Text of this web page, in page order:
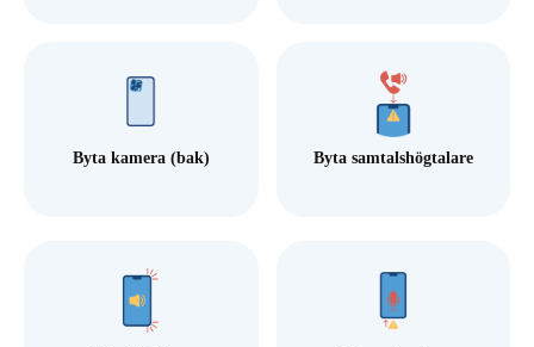
Byta kamera (bak) Byta samtalshögtalare